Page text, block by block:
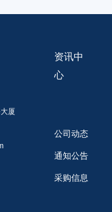
厦
资讯中
心
公司动态
通知公告
采购信息